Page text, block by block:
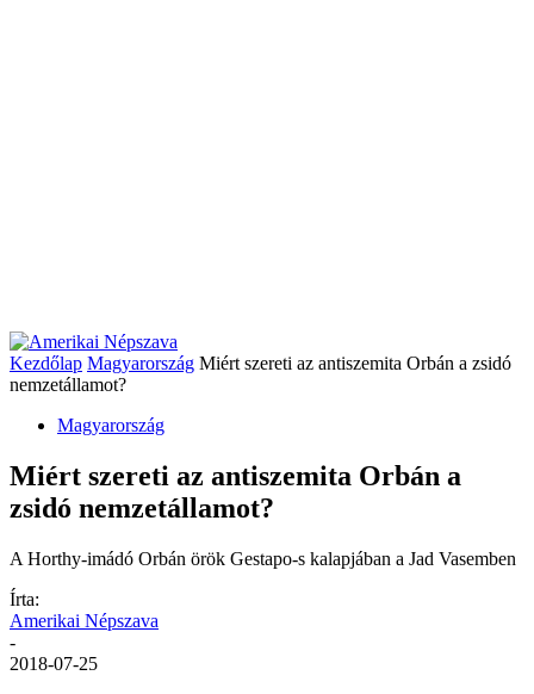
Kezdőlap Magyarország Miért szereti az antiszemita Orbán a zsidó
nemzetállamot?
Magyarország
Miért szereti az antiszemita Orbán a
zsidó nemzetállamot?
A Horthy-imádó Orbán örök Gestapo-s kalapjában a Jad Vasemben
Írta:
Amerikai Népszava
-
2018-07-25